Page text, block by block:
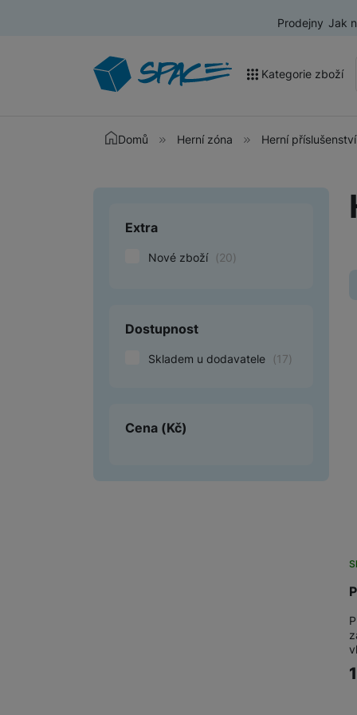
Prodejny Jak
Kategorie zboží
Akce a výprodej
Televize
Audio
Tablety
Foto
Ventilátory
Domů Herní zóna Herní příslušenství
Upřesnit
Extra
Nové zboží (20)
Dostupnost
Skladem u dodavatele (17)
Cena (Kč)